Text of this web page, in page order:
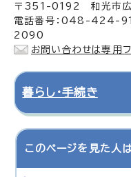
〒351-0192 和光市
電話番号：048-424-
2090
お問い合わせは専用
暮らし・手続き
このページを見た人